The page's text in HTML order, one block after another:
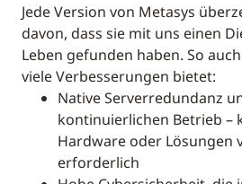
Jede Version von Metasys
davon, dass sie mit uns einen
Leben gefunden haben. So
viele Verbesserungen bietet:
Native Serverredundanz
kontinuierlichen Betrieb –
Hardware oder Lösungen
erforderlich